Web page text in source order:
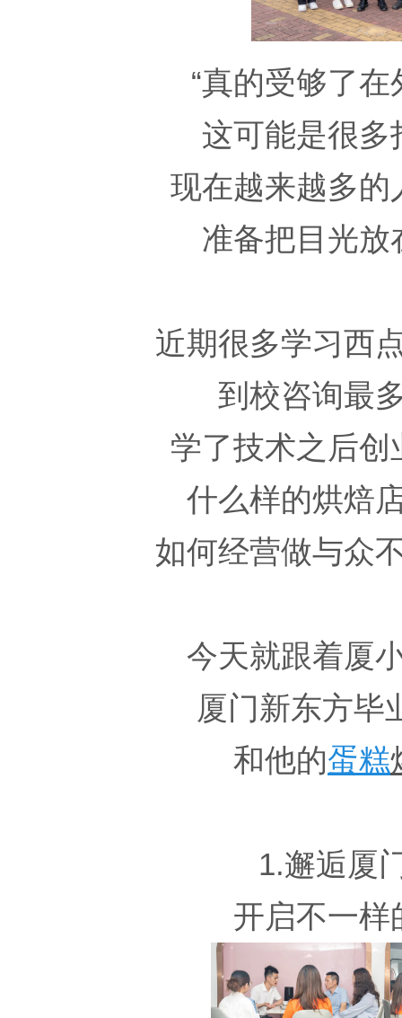
“真的受够了在
这可能是很多
现在越来越多的
准备把目光放
近期很多学习西
到校咨询最
学了技术之后
什么样的烘焙
如何经营做与众
今天就跟着厦
厦门新东方毕
和他的蛋糕
1.邂逅厦
开启不一样